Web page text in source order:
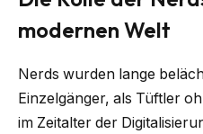
modernen Welt
Nerds wurden lange
Einzelgänger, als Tüftler
im Zeitalter der